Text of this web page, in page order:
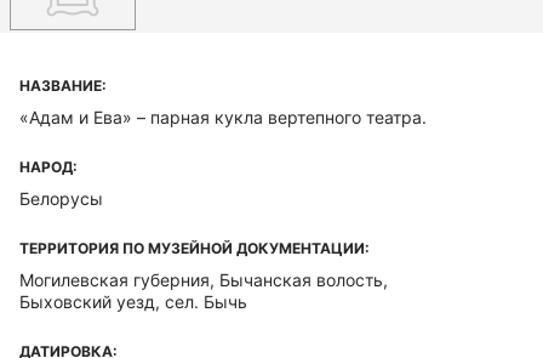
НАЗВАНИЕ:
«Адам и Ева» – парная кукла вертепного театра.
НАРОД:
Белорусы
ТЕРРИТОРИЯ ПО МУЗЕЙНОЙ ДОКУМЕНТАЦИИ:
Могилевская губерния, Бычанская волость,
Быховский уезд, сел. Бычь
ДАТИРОВКА: